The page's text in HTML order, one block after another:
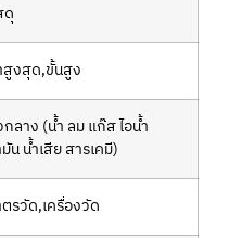
สูงสุด,ขั้นสูง
ลาง (น้ำ ลม แก๊ส ไอน้ำ
น น้ำเสีย สารเคมี)
รวัด,เครื่องวัด